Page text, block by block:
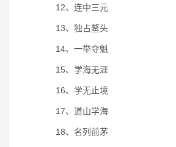
12、连中三元
13、独占鳌头
14、一举夺魁
15、学海无涯
16、学无止境
17、道山学海
18、名列前茅